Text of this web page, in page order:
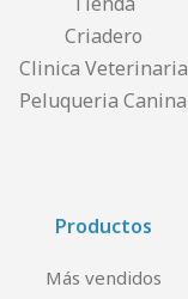
Criadero
Clinica Veterinaria
Peluqueria Canina
Productos
Más vendidos